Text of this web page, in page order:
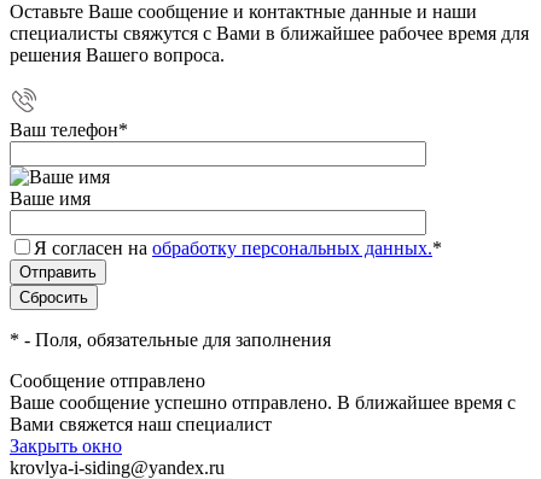
Оставьте Ваше сообщение и контактные данные и наши
специалисты свяжутся с Вами в ближайшее рабочее время для
решения Вашего вопроса.
Ваш телефон*
Ваше имя
Я согласен на обработку персональных данных.*
* - Поля, обязательные для заполнения
Сообщение отправлено
Ваше сообщение успешно отправлено. В ближайшее время с
Вами свяжется наш специалист
Закрыть окно
krovlya-i-siding@yandex.ru